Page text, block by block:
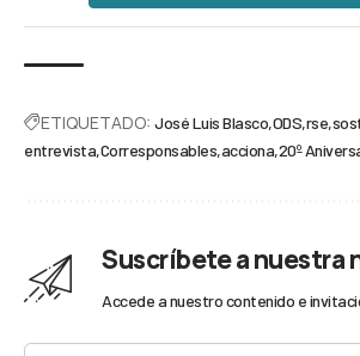
ETIQUETADO: José Luis Blasco ODS rse
entrevista Corresponsables acciona 20º
Suscríbete a nuestra
Accede a nuestro contenido e